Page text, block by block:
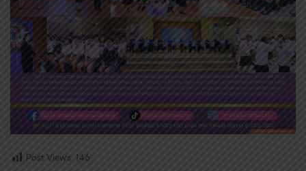
Post Views: 146